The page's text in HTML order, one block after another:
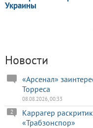
Новости
«Арсенал»
Торреса
08.08.2026, 00:33
Каррагер
«Трабзонспор»
2